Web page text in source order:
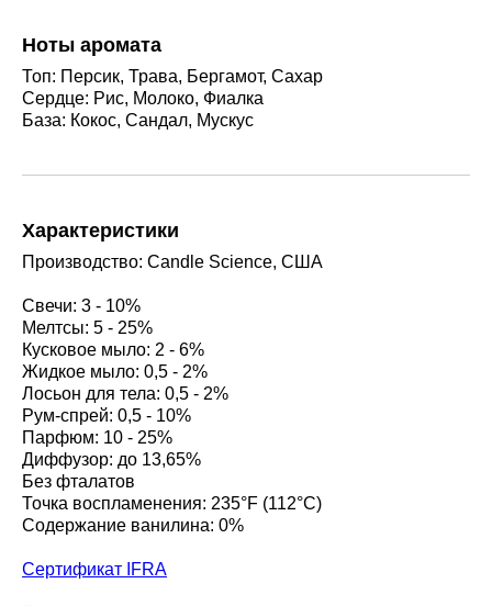
Ноты аромата
Топ: Персик, Трава, Бергамот, Сахар
Сердце: Рис, Молоко, Фиалка
База: Кокос, Сандал, Мускус
Характеристики
Производство: Candle Science, США
Свечи: 3 - 10%
Мелтсы: 5 - 25%
Кусковое мыло: 2 - 6%
Жидкое мыло: 0,5 - 2%
Лосьон для тела: 0,5 - 2%
Рум-спрей: 0,5 - 10%
Парфюм: 10 - 25%
Диффузор: до 13,65%
Без фталатов
Точка воспламенения: 235°F (112°C)
Содержание ванилина: 0%
Сертификат IFRA